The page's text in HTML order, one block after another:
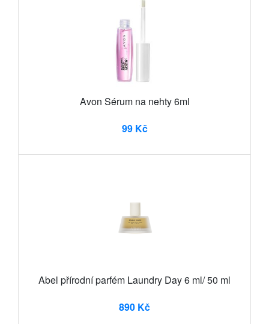
Avon Sérum na nehty 6ml
99 Kč
Abel přírodní parfém Laundry Day 6 ml/ 50 ml
890 Kč